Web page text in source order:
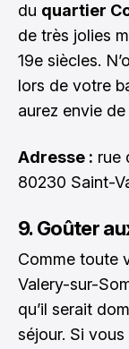
du quartier
de très jolies
19e siècles.
lors de votre
aurez envie
Adresse : rue
80230 Saint-
9. Goûter
Comme toute
Valery-sur-
qu’il serait
séjour. Si